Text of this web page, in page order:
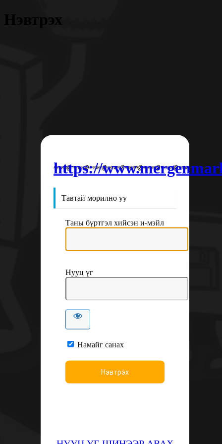
Нэвтрэх
https://
Тавтай морилно уу
Таны бүртгэл хийсэн и-мэйл
Нууц үг
Намайг санах